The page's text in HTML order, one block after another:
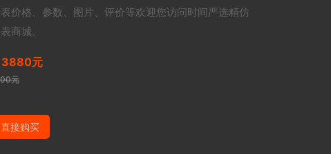
价格、参数、图片、评价等欢迎您访问时间严选精仿
商城。
3880元
元
直接购买